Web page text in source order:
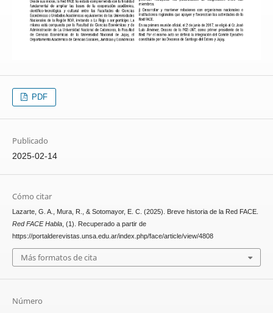
PDF
Publicado
2025-02-14
Cómo citar
Lazarte, G. A., Mura, R., & Sotomayor, E. C. (2025). Breve historia de la Red FACE.
Red FACE Habla, (1). Recuperado a partir de
https://portalderevistas.unsa.edu.ar/index.php/face/article/view/4808
Más formatos de cita
Número